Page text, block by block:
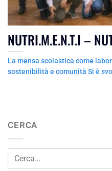
NUTRI.M.E.N.T.I –
La mensa scolastica come
sostenibilità e comunità Si è
CERCA